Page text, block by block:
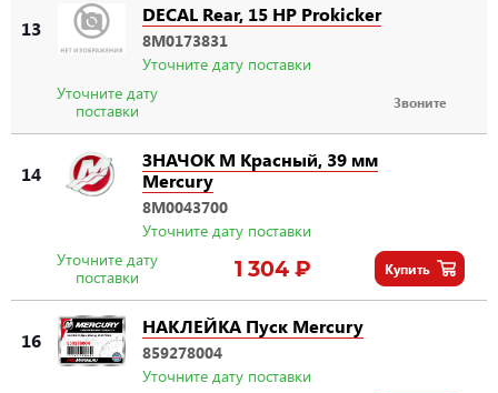
13
DECAL Rear, 15 HP Prokicker
8M0173831
Уточните дату поставки
Уточните дату
поставки
Звоните
14
ЗНАЧОК M Красный, 39 мм
Mercury
8M0043700
Уточните дату поставки
Уточните дату
поставки
1 304 ₽ Купить
16
НАКЛЕЙКА Пуск Mercury
859278004
Уточните дату поставки